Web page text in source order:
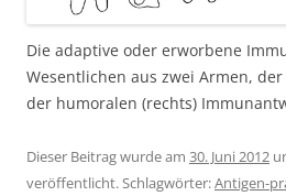
Die adaptive oder erworbene
Wesentlichen aus zwei Armen,
der humoralen (rechts)
Dieser Beitrag wurde am 30. Juni 2012
veröffentlicht. Schlagwörter:Antigen-